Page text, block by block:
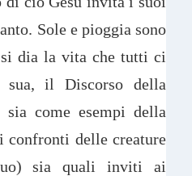
Sole e pioggia sono
dia la vita che tutti ci
sua, il Discorso della
come esempi della
confronti delle creature
sia quali inviti ai